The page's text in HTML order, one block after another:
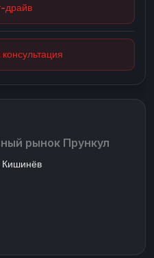
драйв
рынок Прункул
Кишинёв